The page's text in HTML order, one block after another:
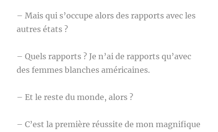
– Mais qui s’occupe alors des rapports avec les
autres états ?
– Quels rapports ? Je n’ai de rapports qu’avec
des femmes blanches américaines.
– Et le reste du monde, alors ?
– C’est la première réussite de mon magnifique